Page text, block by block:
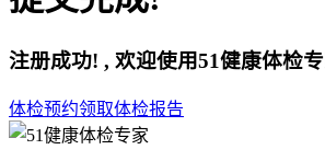
注册成功! , 欢迎使用51健康体检
体检预约领取体检报告